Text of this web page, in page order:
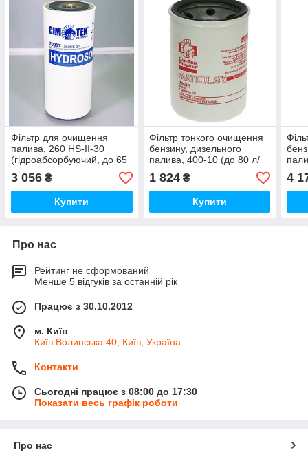
Фільтр для очищення
палива, 260 HS-ІІ-30
(гідроабсорбуючий, до 65
3 056 ₴
Купити
Фільтр тонкого очищення
бензину, дизельного
палива, 400-10 (до 80 л/
1 824₴
Купити
4
Про нас
Рейтинг не сформований
Менше 5 відгуків за останній рік
Працює з 30.10.2012
м. Київ
Київ Волинська 40, Київ, Україна
Контакти
Сьогодні працює з 08:00 до 17:30
Показати весь графік роботи
Про нас